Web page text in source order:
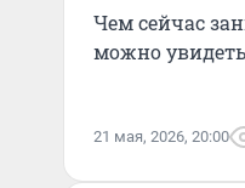
Чем сейчас
можно увидеть
21 мая, 2026, 20:00